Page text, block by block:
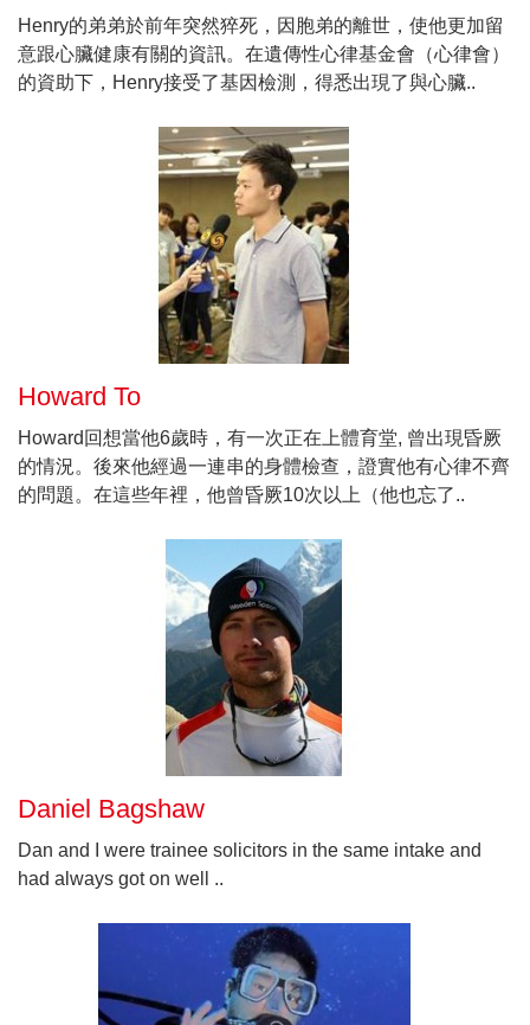
Henry的弟弟於前年突然猝死，因胞弟的離世，使他更加留
意跟心臟健康有關的資訊。在遺傳性心律基金會（心律會）
的資助下，Henry接受了基因檢測，得悉出現了與心臟..
Howard To
Howard回想當他6歲時，有一次正在上體育堂, 曾出現昏厥
的情況。後來他經過一連串的身體檢查，證實他有心律不齊
的問題。在這些年裡，他曾昏厥10次以上（他也忘了..
Daniel Bagshaw
Dan and I were trainee solicitors in the same intake and
had always got on well ..